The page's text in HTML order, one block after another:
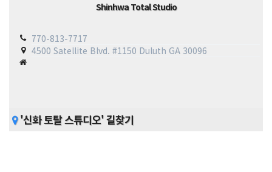
Shinhwa Total Studio
770-813-7717
4500 Satellite Blvd. #1150 Duluth GA 30096
'신화 토탈 스튜디오' 길찾기